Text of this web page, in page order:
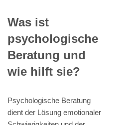
Was ist
psychologische
Beratung und
wie hilft sie?
Psychologische Beratung
dient der Lösung emotionaler